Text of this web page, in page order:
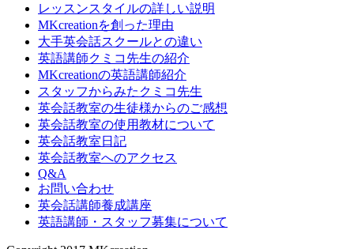
レッスンスタイルの詳しい説明
MKcreationを創った理由
大手英会話スクールとの違い
英語講師クミコ先生の紹介
MKcreationの英語講師紹介
スタッフからみたクミコ先生
英会話教室の生徒様からのご感想
英会話教室の使用教材について
英会話教室日記
英会話教室へのアクセス
Q&A
お問い合わせ
英会話講師養成講座
英語講師・スタッフ募集について